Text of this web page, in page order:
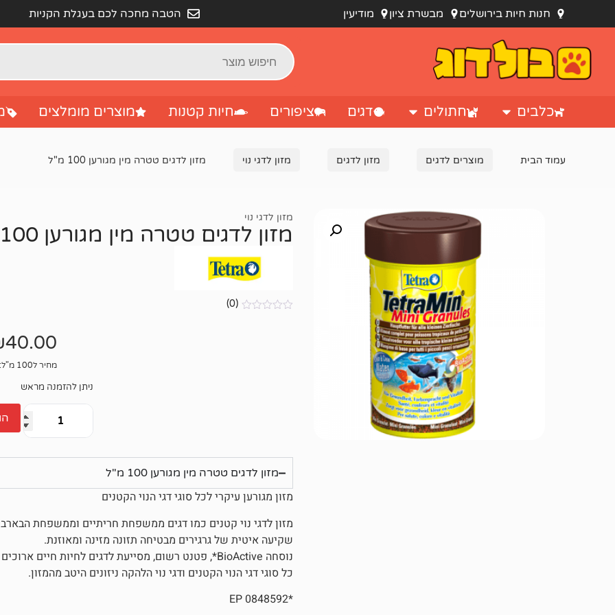
חנות חיות בירושלים מבשרת ציון מודיעין הטבה מחכה לכם בעגלת הקניות
כלבים חתולים דגים ציפורים חיות קטנות מוצרים מומלצים
עמוד הבית מוצרים לדגים מזון לדגים מזון לדגי נוי מזון לדגים טטרה מין מגורען 100 מ"ל
מזון לדגי נוי
מזון לדגים טטרה מין מגורען 100 מ"ל
(0)
40.00
מחיר ל100 מ"ל: 40₪
ניתן להזמנה מראש
מזון לדגים טטרה מין מגורען 100 מ"ל
מזון מגורען עיקרי לכל סוגי דגי הנוי הקטנים
מזון לדגי נוי קטנים כמו דגים ממשפחת חריתיים וממשפחת
שקיעה איטית של גרגירים מבטיחה תזונה מזינה ומאוזנת.
נוסחה BioActive*, פטנט רשום, מסייעת לדגים לחיות חיים ארוכים ובריאים.
כל סוגי דגי הנוי הקטנים ודגי נוי הלהקה ניזונים היטב מהמזון.
*EP 0848592